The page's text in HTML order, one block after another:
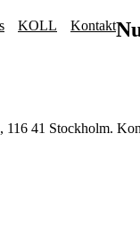
KOLL Kontakt
41 Stockholm.